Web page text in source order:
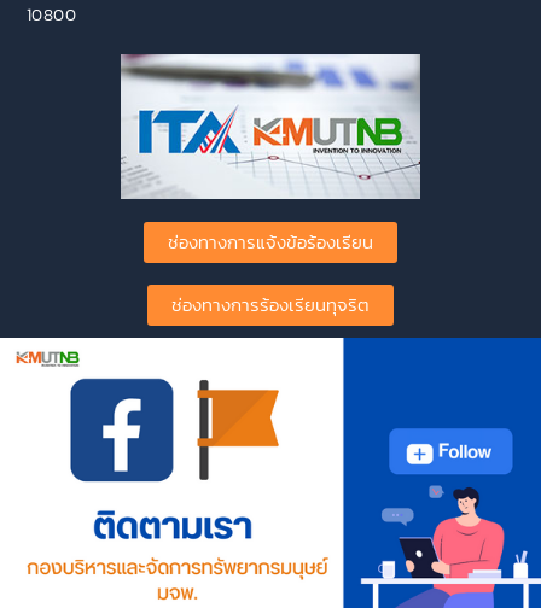
10800
ช่องทางการแจ้งข้อร้องเรียน
ช่องทางการร้องเรียนทุจริต